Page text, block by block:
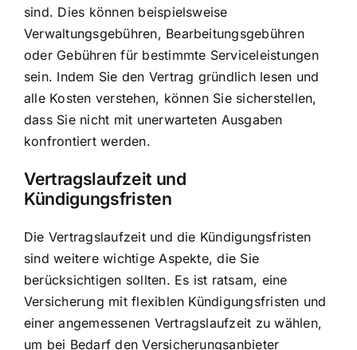
sind. Dies können beispielsweise
Verwaltungsgebühren, Bearbeitungsgebühren
oder Gebühren für bestimmte Serviceleistungen
sein. Indem Sie den Vertrag gründlich lesen und
alle Kosten verstehen, können Sie sicherstellen,
dass Sie nicht mit unerwarteten Ausgaben
konfrontiert werden.
Vertragslaufzeit und
Kündigungsfristen
Die Vertragslaufzeit und die Kündigungsfristen
sind weitere wichtige Aspekte, die Sie
berücksichtigen sollten. Es ist ratsam, eine
Versicherung mit flexiblen Kündigungsfristen und
einer angemessenen Vertragslaufzeit zu wählen,
um bei Bedarf den Versicherungsanbieter